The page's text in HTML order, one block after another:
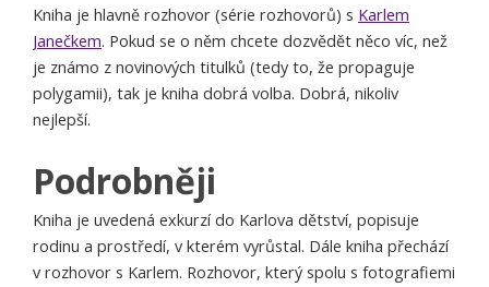
Kniha je hlavně rozhovor (série rozhovorů) s Karlem
Janečkem. Pokud se o něm chcete dozvědět něco víc, než
je známo z novinových titulků (tedy to, že propaguje
polygamii), tak je kniha dobrá volba. Dobrá, nikoliv
nejlepší.
Podrobněji
Kniha je uvedená exkurzí do Karlova dětství, popisuje
rodinu a prostředí, v kterém vyrůstal. Dále kniha přechází
v rozhovor s Karlem. Rozhovor, který spolu s fotografiemi